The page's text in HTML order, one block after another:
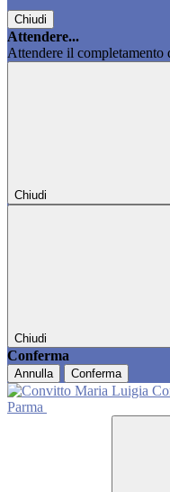
Chiudi
Attendere...
Attendere il completamento
Chiudi
Chiudi
Conferma
Annulla Conferma
Parma